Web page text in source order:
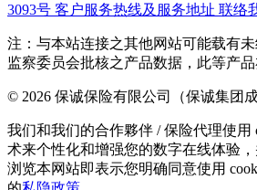
3093号 客户服务热线及服务地址 联络
注：与本站连接之其他网站可能载有
监察委员会批核之产品数据，此等产品
© 2026 保诚保险有限公司（保诚集团
我们和我们的合作夥伴 / 保险代理使用
术来个性化和增强您的数字在线体验
浏览本网站即表示您明确同意使用